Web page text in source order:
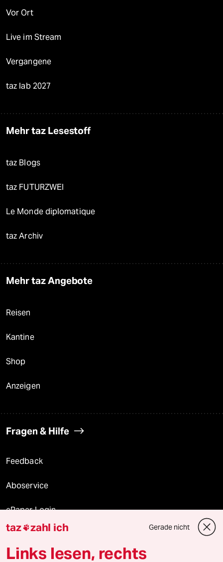
Vor Ort
Live im Stream
Vergangene
taz lab 2027
Mehr taz Lesestoff
taz Blogs
taz FUTURZWEI
Le Monde diplomatique
taz Archiv
Mehr taz Angebote
Reisen
Kantine
Shop
Anzeigen
Fragen & Hilfe
Feedback
Aboservice
ePaper Login
Downloads für Abonnierende
taz zahl ich Gerade nicht
Links lesen, rechts